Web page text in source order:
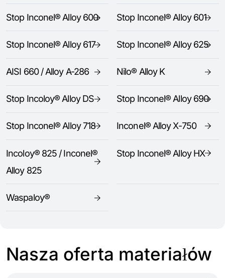
Stop Inconel® Alloy 600 Stop Inconel® Alloy 601
Stop Inconel® Alloy 617 Stop Inconel® Alloy 625
AISI 660 / Alloy A-286 Nilo® Alloy K
Stop Incoloy® Alloy DS Stop Inconel® Alloy 690
Stop Inconel® Alloy 718 Inconel® Alloy X-750
Incoloy® 825 / Inconel®
Alloy 825
Stop Inconel® Alloy HX
Waspaloy®
Nasza oferta materiałów